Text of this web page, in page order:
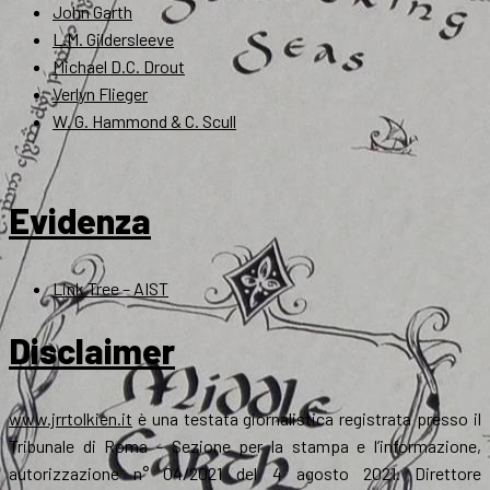
John Garth
L.M. Gildersleeve
Michael D.C. Drout
Verlyn Flieger
W. G. Hammond & C. Scull
Evidenza
Link Tree – AIST
Disclaimer
www.jrrtolkien.it è una testata giornalistica registrata presso il
Tribunale di Roma - Sezione per la stampa e l’informazione,
autorizzazione n° 04/2021 del 4 agosto 2021. Direttore